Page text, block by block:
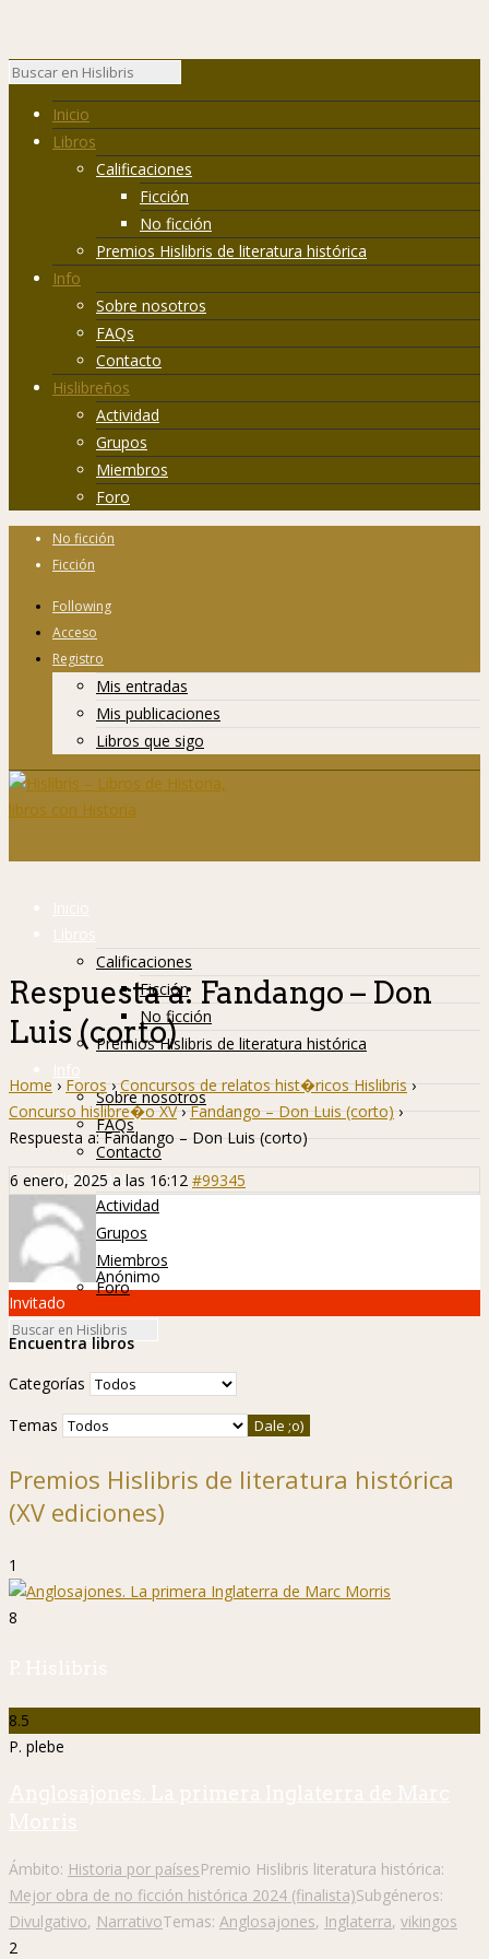
Inicio
Libros
Calificaciones
Ficción
No ficción
Premios Hislibris de literatura histórica
Info
Sobre nosotros
FAQs
Contacto
Hislibreños
Actividad
Grupos
Miembros
Foro
No ficción
Ficción
Following
Acceso
Registro
Mis entradas
Mis publicaciones
Libros que sigo
Inicio
Libros
Calificaciones
Ficción
No ficción
Premios Hislibris de literatura histórica
Info
Sobre nosotros
FAQs
Contacto
Hislibreños
Actividad
Grupos
Miembros
Foro
Respuesta a: Fandango – Don
Luis (corto)
Home › Foros › Concursos de relatos hist�ricos Hislibris ›
Concurso hislibre�o XV › Fandango – Don Luis (corto) ›
Respuesta a: Fandango – Don Luis (corto)
6 enero, 2025 a las 16:12 #99345
Anónimo
Invitado
Encuentra libros
Categorías
Temas
Premios Hislibris de literatura histórica
(XV ediciones)
1
8
P. Hislibris
8.5
P. plebe
Anglosajones. La primera Inglaterra de Marc
Morris
Ámbito: Historia por paísesPremio Hislibris literatura histórica:
Mejor obra de no ficción histórica 2024 (finalista)Subgéneros:
Divulgativo, NarrativoTemas: Anglosajones, Inglaterra, vikingos
2